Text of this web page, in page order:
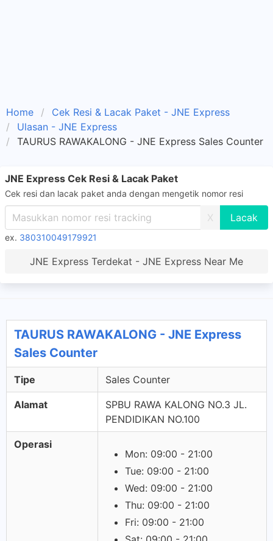
Home
Cek Resi & Lacak Paket - JNE Express
Ulasan - JNE Express
TAURUS RAWAKALONG - JNE Express Sales Counter
JNE Express Cek Resi & Lacak Paket
Cek resi dan lacak paket anda dengan mengetik nomor resi
X
ex. 380310049179921
JNE Express Terdekat - JNE Express Near Me
TAURUS RAWAKALONG - JNE Express
Sales Counter
Tipe Sales Counter
Alamat
SPBU RAWA KALONG NO.3 JL.
PENDIDIKAN NO.100
Operasi
Mon: 09:00 - 21:00
Tue: 09:00 - 21:00
Wed: 09:00 - 21:00
Thu: 09:00 - 21:00
Fri: 09:00 - 21:00